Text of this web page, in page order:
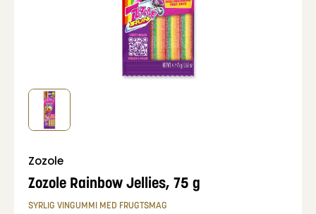
Zozole
Zozole Rainbow Jellies, 75 g
SYRLIG VINGUMMI MED FRUGTSMAG